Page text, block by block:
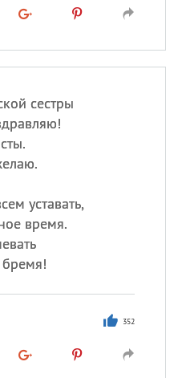
сестры
уставать,
время.
352